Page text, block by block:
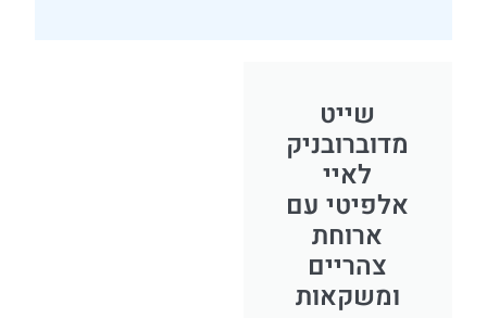
שייט
מדוברובניק
לאיי
אלפיטי עם
ארוחת
צהריים
ומשקאות